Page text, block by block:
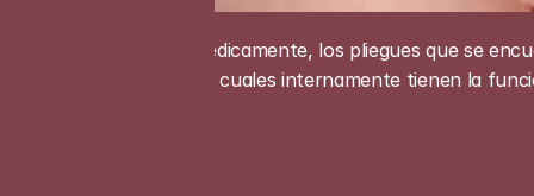
Médicamente, los pliegues que se
los cuales internamente tienen la